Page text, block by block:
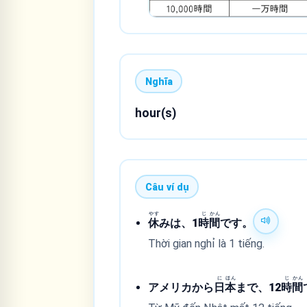
Nghĩa
hour(s)
Câu ví dụ
休
やす
みは、1時
じ
間
かん
です。
Thời gian nghỉ là 1 tiếng.
アメリカから 日
に
本
ほん
まで、12時
じ
間
かん